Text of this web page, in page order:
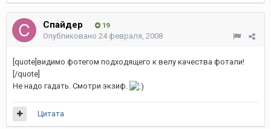
Спайдер 19
Опубликовано 24 февраля, 2008
[quote]видимо фотегом подходящего к велу качества фотали!
[/quote]
Не надо гадать. Смотри экзиф.
Цитата